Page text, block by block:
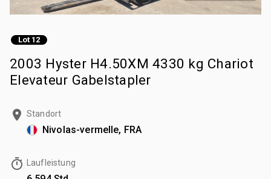
Lot 12
2003 Hyster H4.50XM 4330 kg Chariot
Elevateur Gabelstapler
Standort
Nivolas-vermelle, FRA
Laufleistung